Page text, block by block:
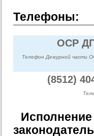
Телефоны:
ОСР
Телефон Дежурной части
(8512)